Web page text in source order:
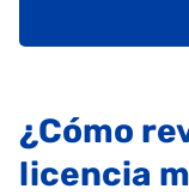
¿Cómo
licencia